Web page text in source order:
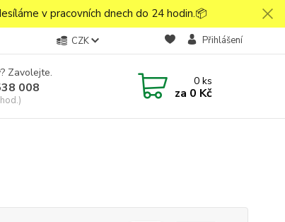
v pracovních dnech do 24 hodin.📦
CZK Přihlášení
Zavolejte.
008 0ks
za 0 Kč